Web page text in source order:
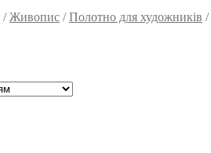
/Живопис /Полотно для художників /